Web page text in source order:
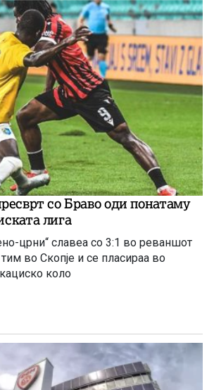
со Браво оди понатаму
лига
црни“ славеа со 3:1 во реваншот
во Скопје и се пласираа во
коло